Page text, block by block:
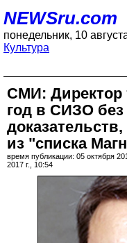
NEWSru.com
понедельник, 10
Культура
СМИ: Директор
год в СИЗО
из "списка
время публикации: 05 октября
2017 г., 10:54